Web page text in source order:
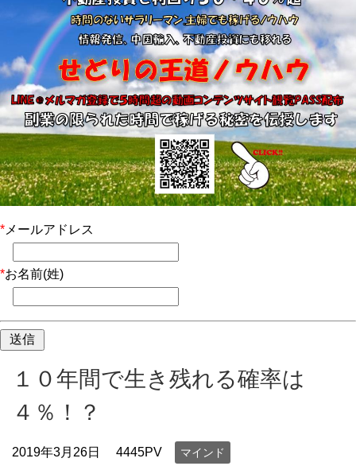
* メールアドレス
*お名前(姓)
１０年間で生き残れる確率は
４％！？
2019年3月26日 4445PV マインド